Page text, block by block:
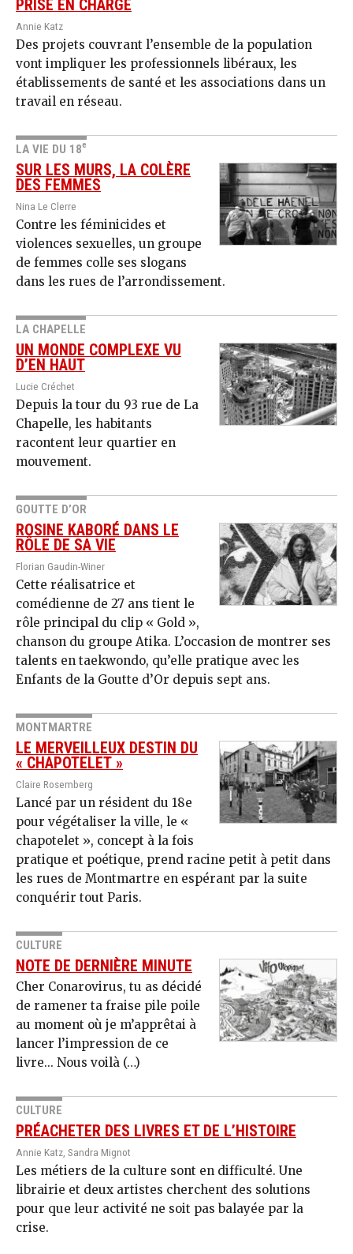
PRISE EN CHARGE
Annie Katz
Des projets couvrant l’ensemble de la population
vont impliquer les professionnels libéraux, les
établissements de santé et les associations dans un
travail en réseau.
LA VIE DU 18e
SUR LES MURS, LA COLÈRE
DES FEMMES
Nina Le Clerre
Contre les féminicides et
violences sexuelles, un groupe
de femmes colle ses slogans
dans les rues de l’arrondissement.
LA CHAPELLE
UN MONDE COMPLEXE VU
D’EN HAUT
Lucie Créchet
Depuis la tour du 93 rue de La
Chapelle, les habitants
racontent leur quartier en
mouvement.
GOUTTE D’OR
ROSINE KABORÉ DANS LE
RÔLE DE SA VIE
Florian Gaudin-Winer
Cette réalisatrice et
comédienne de 27 ans tient le
rôle principal du clip « Gold »,
chanson du groupe Atika. L’occasion de montrer ses
talents en taekwondo, qu’elle pratique avec les
Enfants de la Goutte d’Or depuis sept ans.
MONTMARTRE
LE MERVEILLEUX DESTIN DU
« CHAPOTELET »
Claire Rosemberg
Lancé par un résident du 18e
pour végétaliser la ville, le «
chapotelet », concept à la fois
pratique et poétique, prend racine petit à petit dans
les rues de Montmartre en espérant par la suite
conquérir tout Paris.
CULTURE
NOTE DE DERNIÈRE MINUTE
Cher Conarovirus, tu as décidé
de ramener ta fraise pile poile
au moment où je m’apprêtai à
lancer l’impression de ce
livre... Nous voilà (…)
CULTURE
PRÉACHETER DES LIVRES ET DE L’HISTOIRE
Annie Katz, Sandra Mignot
Les métiers de la culture sont en difficulté. Une
librairie et deux artistes cherchent des solutions
pour que leur activité ne soit pas balayée par la
crise.